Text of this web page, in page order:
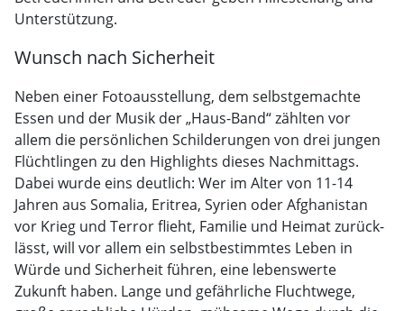
Unterstützung.
Wunsch nach Sicherheit
Neben einer Fotoausstellung, dem selbstgemachte
Essen und der Musik der „Haus-Band“ zählten vor
allem die persönlichen Schilderungen von drei jungen
Flüchtlingen zu den High­lights dieses Nachmittags.
Dabei wurde eins deutlich: Wer im Alter von 11-14
Jahren aus So­malia, Eritrea, Syrien oder Afghanistan
vor Krieg und Terror flieht, Familie und Hei­mat zurück­
lässt, will vor allem ein selbstbestimmtes Leben in
Würde und Sicherheit füh­ren, eine lebens­werte
Zukunft haben. Lange und gefährliche Fluchtwege,